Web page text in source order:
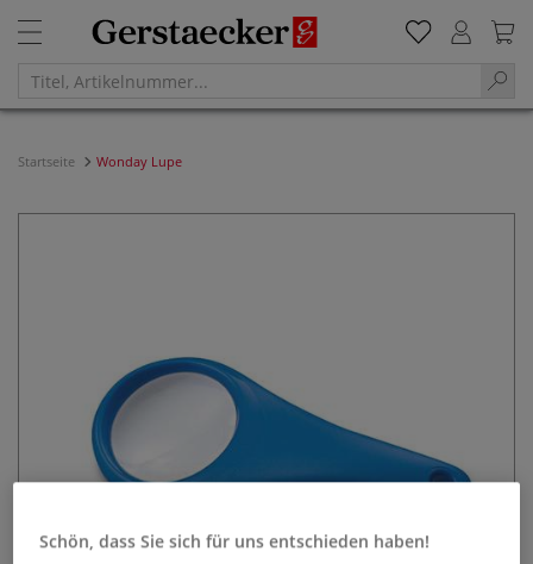
Startseite Wonday Lupe
Schön, dass Sie sich für uns entschieden haben!